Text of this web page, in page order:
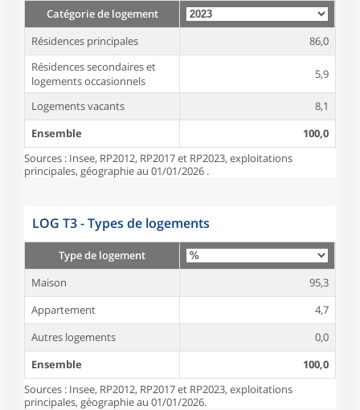
Catégorie de logement
Résidences principales
86,0
Résidences secondaires et
logements occasionnels
5,9
Logements vacants
8,1
Ensemble
100,0
Sources : Insee, RP2012, RP2017 et RP2023, exploitations
principales, géographie au 01/01/2026 .
LOG T3 - Types de logements
Type de logement
Maison
95,3
Appartement
4,7
Autres logements
0,0
Ensemble
100,0
Sources : Insee, RP2012, RP2017 et RP2023, exploitations
principales, géographie au 01/01/2026.